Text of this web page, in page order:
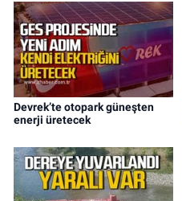
Devrek’te otopark güneşten
enerji üretecek